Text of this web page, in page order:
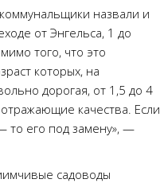
назвали и
от Энгельса, 1 до
того, что это
которых, на
дорогая, от 1,5 до 4
качества. Если
то его под замену», —
садоводы